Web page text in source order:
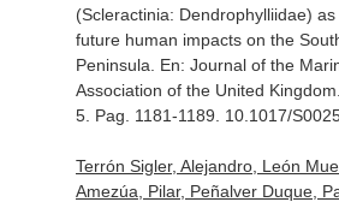
(Scleractinia: Dendrophylliidae)
future human impacts on the
Peninsula. En: Journal of the
Association of the United Kingdom
5. Pag. 1181-1189. 10.1017/
Terrón Sigler, Alejandro, León
Amezúa, Pilar, Peñalver Duque,